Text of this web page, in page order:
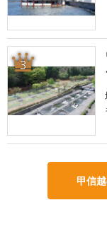
3
甲信